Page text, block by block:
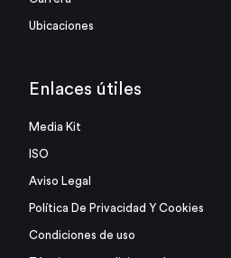
Ubicaciones
Enlaces útiles
Media Kit
ISO
Aviso Legal
Política De Privacidad Y Cookies
Condiciones de uso